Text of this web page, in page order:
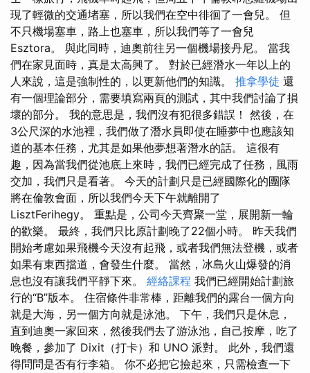
現了輕微的交通堵塞，所以我們在空中徘徊了一會兒。 但
不只機場塞車，路上也塞車，所以我們等了一會兒
Esztora。 與此同時，迪奧前往另一個機場接丹尼。 當我
們在家見面時，真是太高興了。 對於已經潛水一年以上的
人來說，這是強制性的，以更新他們的知識。 推拿學徒 還
有一個理論部分，需要填寫兩頁的測試，其中我們討論了損
壞的部分。 我的意思是，我們沒有犯很多錯誤！ 然後，在
3公尺深的水池裡，我們做了潛水員即使在睡夢中也應該知
道的基本任務，尤其是如果他夢想著潛水的話。 這很有
趣，因為當我們從池底上來時，我們已經完成了任務，風雨
交加，我們只是看著。 今天的計劃只是已經國際化的團隊
將在倫敦會面，所以我們今天下午就離開了
LisztFerihegy。 重點是，公司今天齊聚一堂，展開新一輪
的歡樂。 最終，我們只比原計劃晚了22個小時。 昨天我們
開始考慮如果飛機今天沒有起飛，或者我們無法登機，或者
如果有東西擋道，會發生什麼。 當然，冰島火山爆發的消
息也沒有讓我們平靜下來。 經絡課程 我們已經開始計劃旅
行的“B”版本。 住宿條件非常棒，距離我們的露台一個方向
就是大海，另一個方向就是泳池。 下午，我們只是休息，
直到迪奧一家回來，然後我們去了游泳池，自己按摩，吃了
晚餐，參加了 Dixit（打卡）和 UNO 派對。 此外，我們還
得問問是否有行李箱。 你不必把它撿起來，只需檢查一下